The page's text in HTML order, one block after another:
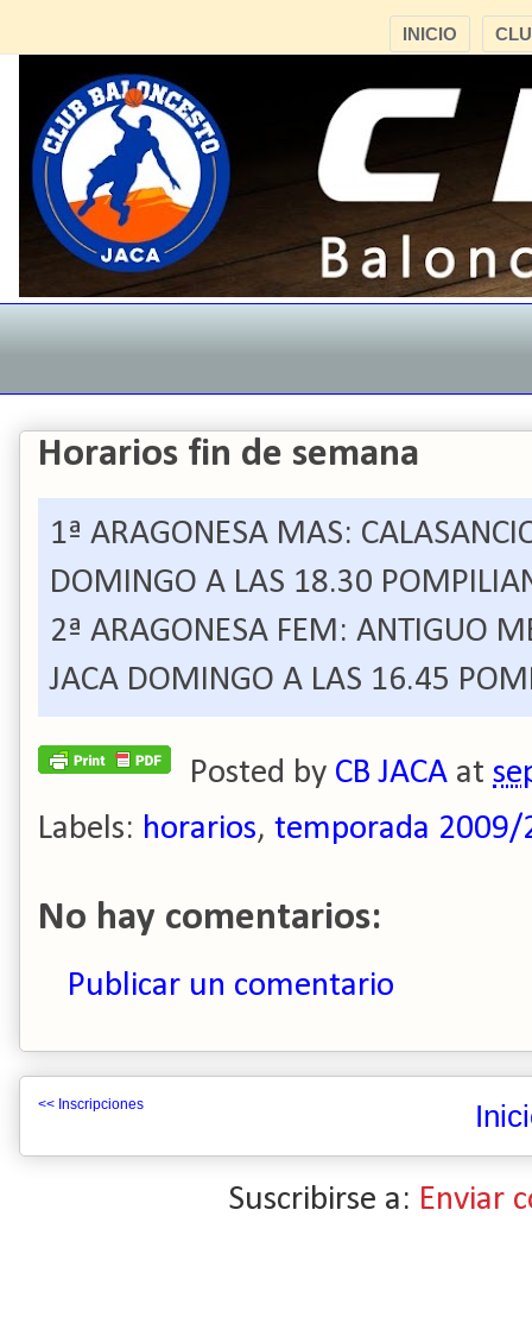
INICIO
Horarios fin de semana
1ª ARAGONESA MAS:
DOMINGO A LAS 18.30
2ª ARAGONESA FEM: ANTIGUO
JACA DOMINGO A LAS 16.45
Posted by CB JACA at
Labels: horarios, temporada 2009/
No hay comentarios:
Publicar un comentario
<< Inscripciones
Suscribirse a: Enviar